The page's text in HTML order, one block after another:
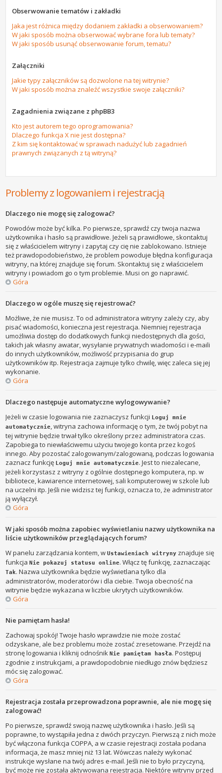
Obserwowanie tematów i zakładki
Jaka jest różnica między dodaniem zakładki a obserwowaniem?
W jaki sposób można obserwować wybrane fora lub tematy?
W jaki sposób usunąć obserwowanie forum, tematu?
Załączniki
Jakie typy załączników są dozwolone na tej witrynie?
W jaki sposób można znaleźć wszystkie swoje załączniki?
Zagadnienia związane z phpBB3
Kto jest autorem tego oprogramowania?
Dlaczego funkcja X nie jest dostępna?
Z kim się kontaktować w sprawach nadużyć lub zagadnień
prawnych związanych z tą witryną?
Problemy z logowaniem i rejestracją
Dlaczego nie mogę się zalogować?
Powodów może być kilka. Po pierwsze, sprawdź czy twoja nazwa
użytkownika i hasło są prawidłowe. Jeżeli są prawidłowe, skontaktuj
się z właścicielem witryny i zapytaj czy cię nie zablokowano. Istnieje
też prawdopodobieństwo, że problem powoduje błędna konfiguracja
witryny, na której znajduje się forum. Skontaktuj się z właścicielem
witryny i powiadom go o tym problemie. Musi on go naprawić.
Góra
Dlaczego w ogóle muszę się rejestrować?
Możliwe, że nie musisz. To od administratora witryny zależy czy, aby
pisać wiadomości, konieczna jest rejestracja. Niemniej rejestracja
umożliwia dostęp do dodatkowych funkcji niedostępnych dla gości,
takich jak własny awatar, wysyłanie prywatnych wiadomości i e-maili
do innych użytkowników, możliwość przypisania do grup
użytkowników itp. Rejestracja zajmuje tylko chwilę, więc zaleca się jej
wykonanie.
Góra
Dlaczego następuje automatyczne wylogowywanie?
Jeżeli w czasie logowania nie zaznaczysz funkcji Loguj mnie
automatycznie, witryna zachowa informację o tym, że twój pobyt na
tej witrynie będzie trwał tylko określony przez administratora czas.
Zapobiega to niewłaściwemu użyciu twojego konta przez kogoś
innego. Aby pozostać zalogowanym/zalogowaną, podczas logowania
zaznacz funkcję Loguj mnie automatycznie. Jest to niezalecane,
jeżeli korzystasz z witryny z ogólnie dostępnego komputera, np. w
bibliotece, kawiarence internetowej, sali komputerowej w szkole lub
na uczelni itp. Jeśli nie widzisz tej funkcji, oznacza to, że administrator
ją wyłączył.
Góra
W jaki sposób można zapobiec wyświetlaniu nazwy użytkownika na
liście użytkowników przeglądających forum?
W panelu zarządzania kontem, wUstawieniach witryny znajduje się
funkcjaNie pokazuj statusu online. Włącz tę funkcję, zaznaczając
Tak. Nazwa użytkownika będzie wyświetlana tylko dla
administratorów, moderatorów i dla ciebie. Twoja obecność na
witrynie będzie wykazana w liczbie ukrytych użytkowników.
Góra
Nie pamiętam hasła!
Zachowaj spokój! Twoje hasło wprawdzie nie może zostać
odzyskane, ale bez problemu może zostać zresetowane. Przejdź na
stronę logowania i kliknij odnośnikNie pamiętam hasła. Postępuj
zgodnie z instrukcjami, a prawdopodobnie niedługo znów będziesz
móc się zalogować.
Góra
Rejestracja została przeprowadzona poprawnie, ale nie mogę się
zalogować!
Po pierwsze, sprawdź swoją nazwę użytkownika i hasło. Jeśli są
poprawne, to wystąpiła jedna z dwóch przyczyn. Pierwszą z nich może
być włączona funkcja COPPA, a w czasie rejestracji została podana
informacja, że masz mniej niż 13 lat. Wówczas należy wykonać
instrukcje wysłane na twój adres e-mail. Jeśli nie to było przyczyną,
być może nie została aktywowana rejestracja. Niektóre witryny przed